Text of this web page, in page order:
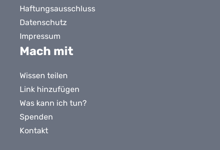
Haftungsausschluss
Datenschutz
Impressum
Mach mit
Wissen teilen
Link hinzufügen
Was kann ich tun?
Spenden
Kontakt